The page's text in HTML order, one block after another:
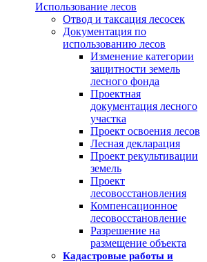
Использование лесов
Отвод и таксация лесосек
Документация по
использованию лесов
Изменение категории
защитности земель
лесного фонда
Проектная
документация лесного
участка
Проект освоения лесов
Лесная декларация
Проект рекультивации
земель
Проект
лесовосстановления
Компенсационное
лесовосстановление
Разрешение на
размещение объекта
Кадастровые работы и